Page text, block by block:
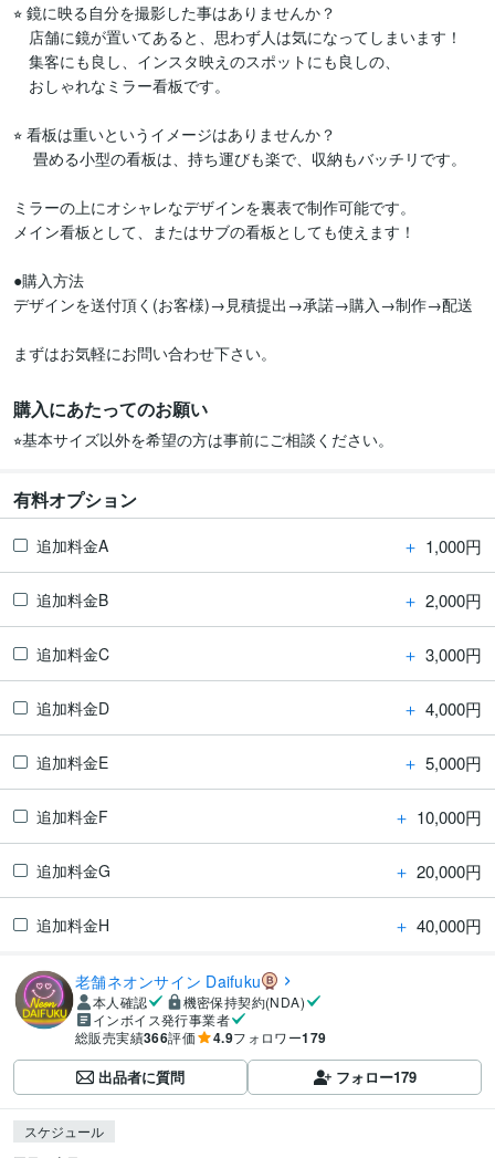
⭐︎ 鏡に映る自分を撮影した事はありませんか？
店舗に鏡が置いてあると、思わず人は気になってしまいます！
集客にも良し、インスタ映えのスポットにも良しの、
おしゃれなミラー看板です。
⭐︎ 看板は重いというイメージはありませんか？
畳める小型の看板は、持ち運びも楽で、収納もバッチリです。
ミラーの上にオシャレなデザインを裏表で制作可能です。
メイン看板として、またはサブの看板としても使えます！
●購入方法
デザインを送付頂く(お客様)→見積提出→承諾→購入→制作→配送
まずはお気軽にお問い合わせ下さい。
購入にあたってのお願い
有料オプション
追加料金A ＋ 1,000円
追加料金B ＋ 2,000円
追加料金C ＋ 3,000円
追加料金D ＋ 4,000円
追加料金E ＋ 5,000円
追加料金F ＋ 10,000円
追加料金G ＋ 20,000円
追加料金H ＋ 40,000円
老舗ネオンサイン Daifuku
本人確認
機密保持契約(NDA)
インボイス発行事業者
総販売実績366評価 4.9フォロワー179
出品者に質問 フォロー179
スケジュール